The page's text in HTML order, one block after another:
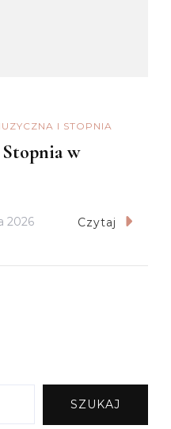
I STOPNIA
Stopnia w
2026 Czytaj
SZUKAJ